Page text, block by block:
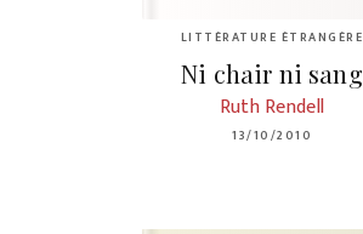
LITTÉRATURE ÉTRANGÈRE
Ni chair ni sang
Ruth Rendell
13/10/2010